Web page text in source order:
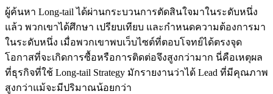
ผู้ค้นหา Long-tail ได้ผ่านกระบวนการตัดสินใจมาในระดับหนึ่ง
แล้ว พวกเขาได้ศึกษา เปรียบเทียบ และกำหนดความต้องการมา
ในระดับหนึ่ง เมื่อพวกเขาพบเว็บไซต์ที่ตอบโจทย์ได้ตรงจุด
โอกาสที่จะเกิดการซื้อหรือการติดต่อจึงสูงกว่ามาก นี่คือเหตุผล
ที่ธุรกิจที่ใช้ Long-tail Strategy มักรายงานว่าได้ Lead ที่มีคุณภาพ
สูงกว่าแม้จะมีปริมาณน้อยกว่า